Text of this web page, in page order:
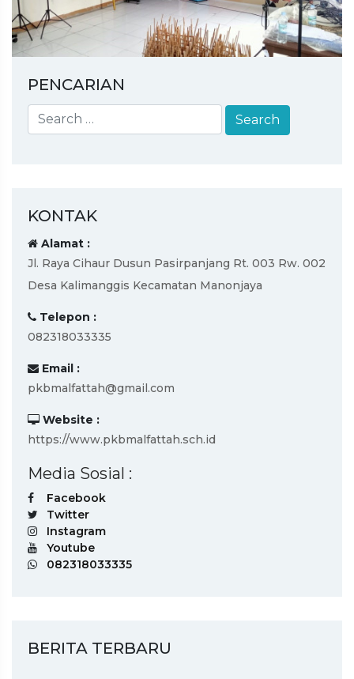
PENCARIAN
KONTAK
Alamat :
Jl. Raya Cihaur Dusun Pasirpanjang Rt. 003 Rw. 002
Desa Kalimanggis Kecamatan Manonjaya
Telepon :
082318033335
Email :
pkbmalfattah@gmail.com
Website :
https://www.pkbmalfattah.sch.id
Media Sosial :
Facebook
Twitter
Instagram
Youtube
082318033335
BERITA TERBARU